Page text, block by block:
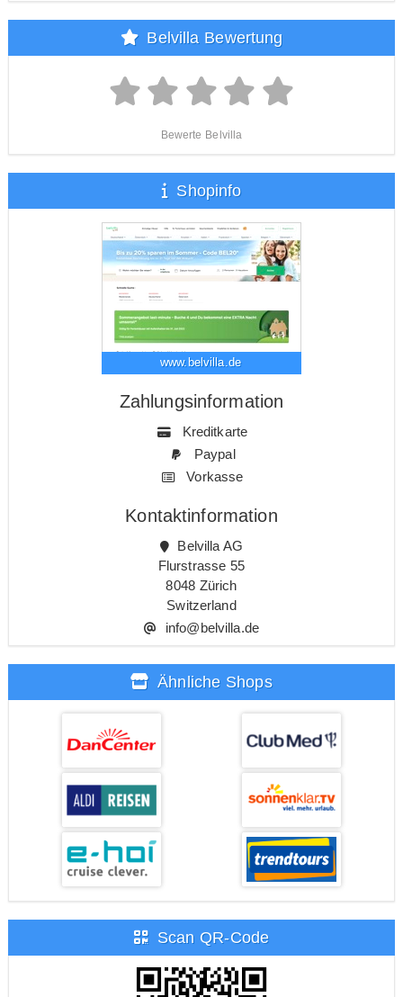
Belvilla Bewertung
Bewerte Belvilla
Shopinfo
www.belvilla.de
Zahlungsinformation
Kreditkarte
Paypal
Vorkasse
Kontaktinformation
Belvilla AG
Flurstrasse 55
8048 Zürich
Switzerland
info@belvilla.de
Ähnliche Shops
Scan QR-Code